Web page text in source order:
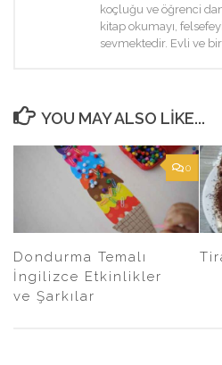
koçluğu ve öğrenci
kitap okumayı,
sevmektedir. Evli ve
YOU MAY ALSO LIKE...
0
Dondurma Temalı
İngilizce Etkinlikler
ve Şarkılar